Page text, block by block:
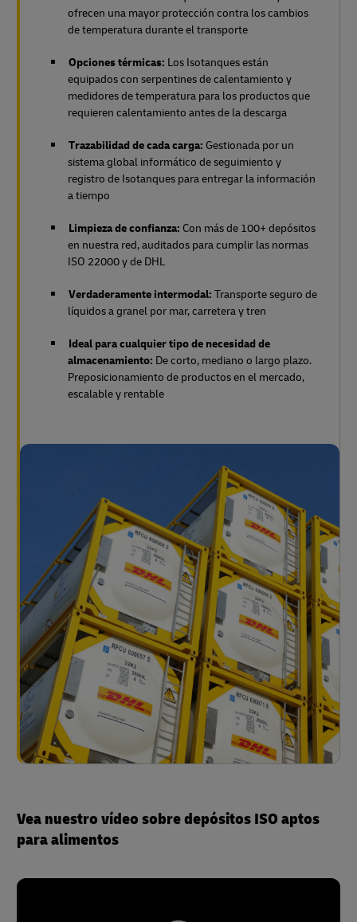
ofrecen una mayor protección contra los cambios
de temperatura durante el transporte
Opciones térmicas: Los Isotanques están
equipados con serpentines de calentamiento y
medidores de temperatura para los productos que
requieren calentamiento antes de la descarga
Trazabilidad de cada carga: Gestionada por un
sistema global informático de seguimiento y
registro de Isotanques para entregar la información
a tiempo
Limpieza de confianza: Con más de 100+ depósitos
en nuestra red, auditados para cumplir las normas
ISO 22000 y de DHL
Verdaderamente intermodal: Transporte seguro de
líquidos a granel por mar, carretera y tren
Ideal para cualquier tipo de necesidad de
almacenamiento: De corto, mediano o largo plazo.
Preposicionamiento de productos en el mercado,
escalable y rentable
Vea nuestro vídeo sobre depósitos ISO aptos
para alimentos